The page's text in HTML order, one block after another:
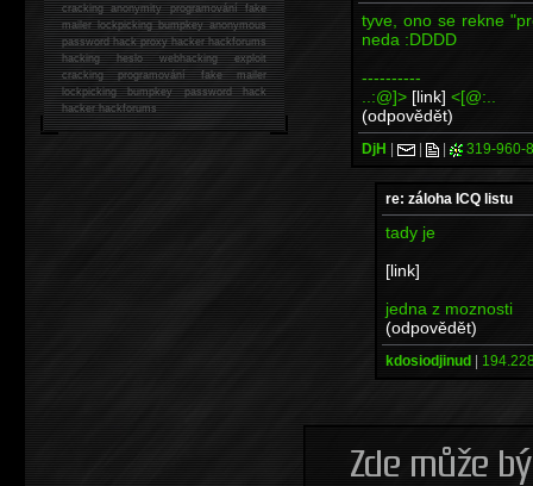
tyve, ono se rekne
neda :DDDD
----------
..:@]> [link] <[@:..
(odpovědět)
DjH | | | 319-960-
re: záloha ICQ listu
tady je
[link]
jedna z moznosti
(odpovědět)
kdosiodjinud |
cracking anonymity programování fake
mailer lockpicking bumpkey anonymous
password hack proxy hacker hackforums
hacking heslo webhacking exploit
cracking programování fake mailer
lockpicking bumpkey password hack
hackerhackforums